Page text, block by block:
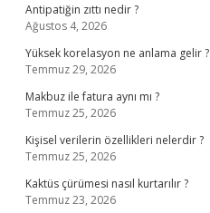
Antipatiğin zıttı nedir ?
Ağustos 4, 2026
Yüksek korelasyon ne anlama gelir ?
Temmuz 29, 2026
Makbuz ile fatura aynı mı ?
Temmuz 25, 2026
Kişisel verilerin özellikleri nelerdir ?
Temmuz 25, 2026
Kaktüs çürümesi nasıl kurtarılır ?
Temmuz 23, 2026